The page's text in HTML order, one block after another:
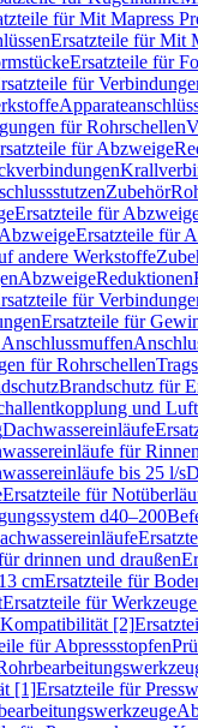
für Mit Mapress
Ersatzteile für Mit
Ersatzteile für
für
für Rohrschellen
für Abzweige
Zubehör
Ersatzteile für
AbzweigeErsatzteile für
andere Werkstoffe
AbzweigeReduktionen
für
Ersatzteile für
für Rohrschellen
Brandschutz für
und
Dachwassereinläufe
für Rinnen
bis 25 l/s
Ersatzteile für
d40–200
drinnen und draußen
cmErsatzteile für
Ersatzteile für
[2]
für Abpressstopfen
[1]Ersatzteile für